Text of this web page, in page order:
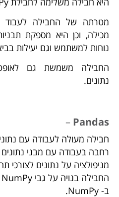
מכילה, וכן היא מספקת
נוחות למשתמש וגם יעילות
החבילה משמשת גם
נתונים.
Pandas
–
חבילה מעולה לעבודה עם
רחבה בעבודה עם מבני
מניפולציה על נתונים לצורכי
ב- NumPy.